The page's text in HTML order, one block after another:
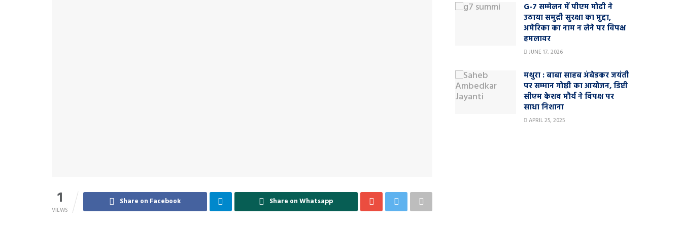
1
VIEWS
Share on Facebook Share on Whatsapp
G-7 सम्मेलन में पीएम मोदी ने
उठाया समुद्री सुरक्षा का मुद्दा,
अमेरिका का नाम न लेने पर विपक्ष
हमलावर
JUNE 17, 2026
मथुरा : बाबा साहब अंबेडकर जयंती
पर सम्मान गोष्ठी का आयोजन, डिप्टी
सीएम केशव मौर्य ने विपक्ष पर
साधा निशाना
APRIL 25, 2025